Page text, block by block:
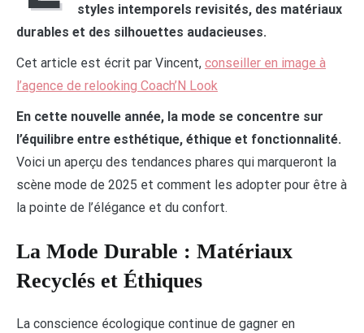
styles intemporels revisités, des matériaux
durables et des silhouettes audacieuses.
Cet article est écrit par Vincent, conseiller en image à
l’agence de relooking Coach’N Look
En cette nouvelle année, la mode se concentre sur
l’équilibre entre esthétique, éthique et fonctionnalité.
Voici un aperçu des tendances phares qui marqueront la
scène mode de 2025 et comment les adopter pour être à
la pointe de l’élégance et du confort.
La Mode Durable : Matériaux
Recyclés et Éthiques
La conscience écologique continue de gagner en